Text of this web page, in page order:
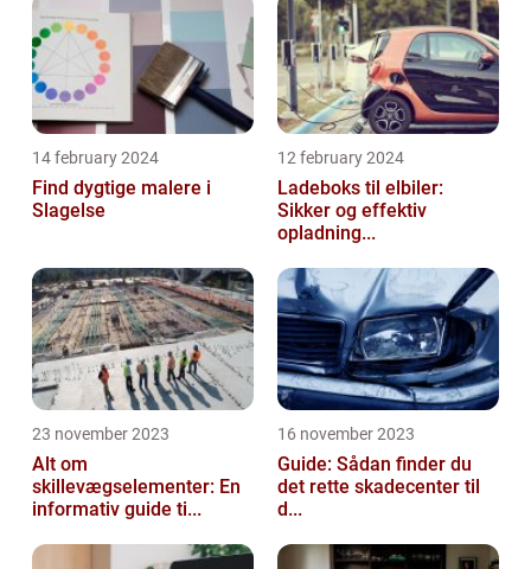
14 february 2024
Find dygtige malere i
Slagelse
12 february 2024
Ladeboks til elbiler:
Sikker og effektiv
opladning...
23 november 2023
Alt om
skillevægselementer: En
informativ guide ti...
16 november 2023
Guide: Sådan finder du
det rette skadecenter til
d...